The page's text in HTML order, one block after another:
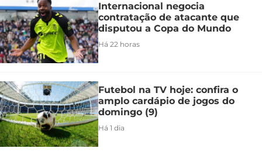
Internacional negocia
contratação de atacante que
disputou a Copa do Mundo
Há 22 horas
Futebol na TV hoje: confira o
amplo cardápio de jogos do
domingo (9)
Há 1 dia